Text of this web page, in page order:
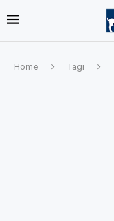
Home Tagi